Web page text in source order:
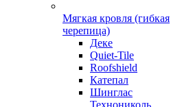
Мягкая кровля (гибкая
черепица)
Деке
Quiet-Tile
Roofshield
Катепал
Шинглас
Технониколь